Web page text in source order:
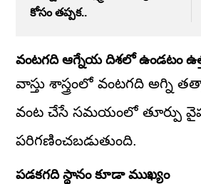
కోసం తప్పక..
వంటగది ఆగ్నేయ దిశలో ఉండటం
వాస్తు శాస్త్రంలో వంటగది అగ్ని
వంట చేసే సమయంలో తూర్పు
పరిగణించబడుతుంది.
పడకగది స్థానం కూడా ముఖ్యం